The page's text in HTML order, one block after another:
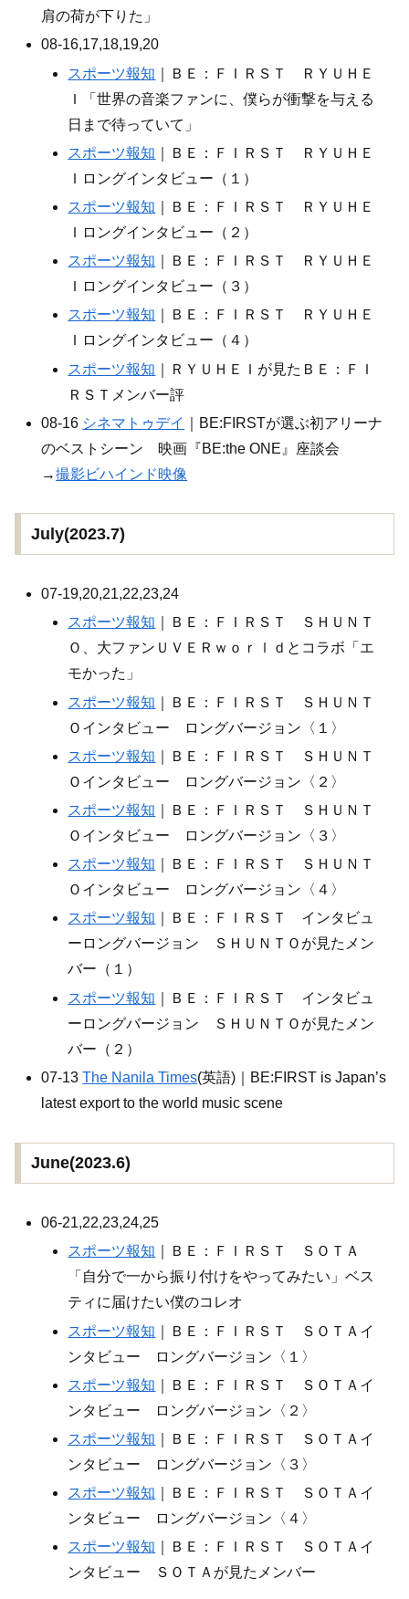
肩の荷が下りた」
08-16,17,18,19,20
スポーツ報知 ｜ＢＥ：ＦＩＲＳＴ ＲＹＵＨＥ
Ｉ「世界の音楽ファンに、僕らが衝撃を与える
日まで待っていて」
スポーツ報知 ｜ＢＥ：ＦＩＲＳＴ ＲＹＵＨＥ
Ｉロングインタビュー（１）
スポーツ報知 ｜ＢＥ：ＦＩＲＳＴ ＲＹＵＨＥ
Ｉロングインタビュー（２）
スポーツ報知 ｜ＢＥ：ＦＩＲＳＴ ＲＹＵＨＥ
Ｉロングインタビュー（３）
スポーツ報知 ｜ＢＥ：ＦＩＲＳＴ ＲＹＵＨＥ
Ｉロングインタビュー（４）
スポーツ報知 ｜ＲＹＵＨＥＩが見たＢＥ：ＦＩ
ＲＳＴメンバー評
08-16 シネマトゥデイ
｜BE:FIRSTが選ぶ初アリーナ
のベストシーン 映画『BE:the ONE』座談会
→撮影ビハインド映像
July(2023.7)
07-19,20,21,22,23,24
スポーツ報知 ｜ＢＥ：ＦＩＲＳＴ ＳＨＵＮＴ
Ｏ、大ファンＵＶＥＲｗｏｒｌｄとコラボ「エ
モかった」
スポーツ報知 ｜ＢＥ：ＦＩＲＳＴ ＳＨＵＮＴ
Ｏインタビュー ロングバージョン〈１〉
スポーツ報知 ｜ＢＥ：ＦＩＲＳＴ ＳＨＵＮＴ
Ｏインタビュー ロングバージョン〈２〉
スポーツ報知 ｜ＢＥ：ＦＩＲＳＴ ＳＨＵＮＴ
Ｏインタビュー ロングバージョン〈３〉
スポーツ報知 ｜ＢＥ：ＦＩＲＳＴ ＳＨＵＮＴ
Ｏインタビュー ロングバージョン〈４〉
スポーツ報知 ｜ＢＥ：ＦＩＲＳＴ インタビュ
ーロングバージョン ＳＨＵＮＴＯが見たメン
バー（１）
スポーツ報知 ｜ＢＥ：ＦＩＲＳＴ インタビュ
ーロングバージョン ＳＨＵＮＴＯが見たメン
バー（２）
07-13The Nanila Times(英語)｜BE:FIRST is Japan’s
latest export to the world music scene
June(2023.6)
06-21,22,23,24,25
スポーツ報知 ｜ＢＥ：ＦＩＲＳＴ ＳＯＴＡ
「自分で一から振り付けをやってみたい」ベス
ティに届けたい僕のコレオ
スポーツ報知 ｜ＢＥ：ＦＩＲＳＴ ＳＯＴＡイ
ンタビュー ロングバージョン〈１〉
スポーツ報知 ｜ＢＥ：ＦＩＲＳＴ ＳＯＴＡイ
ンタビュー ロングバージョン〈２〉
スポーツ報知 ｜ＢＥ：ＦＩＲＳＴ ＳＯＴＡイ
ンタビュー ロングバージョン〈３〉
スポーツ報知 ｜ＢＥ：ＦＩＲＳＴ ＳＯＴＡイ
ンタビュー ロングバージョン〈４〉
スポーツ報知 ｜ＢＥ：ＦＩＲＳＴ ＳＯＴＡイ
ンタビュー ＳＯＴＡが見たメンバー